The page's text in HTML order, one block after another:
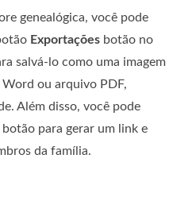
genealógica, você pode
Exportações botão no
salvá-lo como uma imagem
ou arquivo PDF,
Além disso, você pode
botão para gerar um link e
da família.